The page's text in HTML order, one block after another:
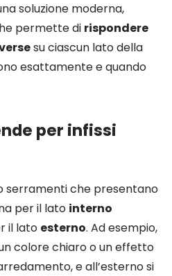
soluzione moderna,
permette di rispondere
su ciascun lato della
esattamente e quando
per infissi
serramenti che presentano
per il lato interno
il lato esterno. Ad esempio,
colore chiaro o un effetto
e all’esterno si